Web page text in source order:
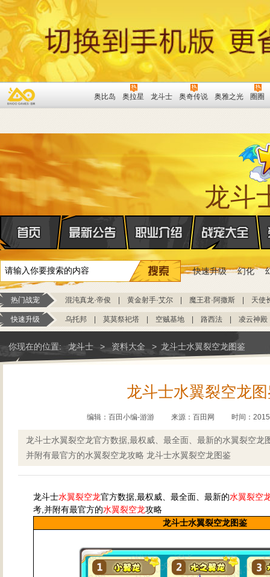
奥比岛 奥拉星 龙斗士 奥奇传说 奥雅之光 圈圈
龙斗
快速升级 幻化
热门战宠 混沌真龙·帝俊 黄金射手·艾尔 魔王君·阿撒斯 天使
快速升级 乌托邦 莫莫祭祀塔 空贼基地 路西法 凌云神殿
你现在的位置: 龙斗士 > 资料大全 > 龙斗士水翼裂空龙图鉴
龙斗士水翼裂空龙
编辑：百田小编-游游 来源： 百田网 时间：
龙斗士水翼裂空龙官方数据,最权威、最全面、最新的水翼裂空龙
并附有最官方的水翼裂空龙攻略 龙斗士水翼裂空龙图鉴
龙斗士水翼裂空龙官方数据,最权威、最全面、最新的水翼裂空
考,并附有最官方的水翼裂空龙攻略
龙斗士水翼裂空龙图鉴